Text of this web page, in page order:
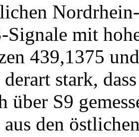
Signale mit
439,1375
stark,
über S9
den